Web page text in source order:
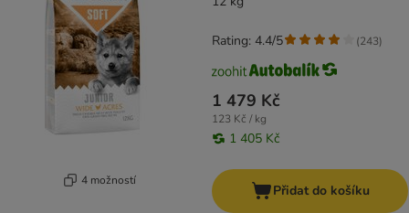
4 možností
1 479 Kč
123 Kč / kg
1 405 Kč
Rating: 4.4/5 (243)
Přidat do košíku